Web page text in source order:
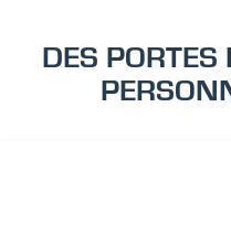
DES